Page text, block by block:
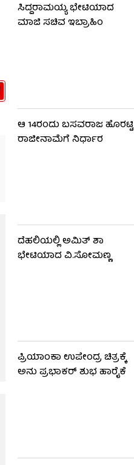
ಸಿದ್ದರಾಮಯ್ಯ ಭೇಟಿಯಾದ
ಮಾಜಿ ಸಚಿವ ಇಬ್ರಾಹಿಂ
ಆ 14ರಂದು ಬಸವರಾಜ ಹೊರಟ್ಟಿ
ರಾಜೀನಾಮೆಗೆ ನಿರ್ಧಾರ
ದೆಹಲಿಯಲ್ಲಿ ಅಮಿತ್ ಶಾ
ಭೇಟಿಯಾದ ವಿ.ಸೋಮಣ್ಣ
ಪ್ರಿಯಾಂಕಾ ಉಪೇಂದ್ರ ಚಿತ್ರಕ್ಕೆ
ಅನು ಪ್ರಭಾಕರ್ ಶುಭ ಹಾರೈಕೆ